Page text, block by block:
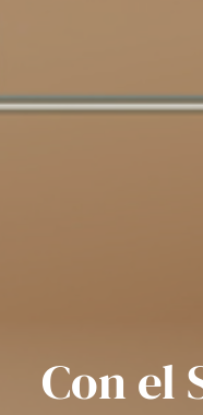
Con el